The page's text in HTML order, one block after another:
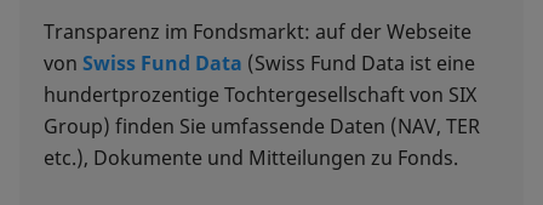
Transparenz im Fondsmarkt: auf der Webseite
von Swiss Fund Data (Swiss Fund Data ist eine
hundertprozentige Tochtergesellschaft von SIX
Group) finden Sie umfassende Daten (NAV, TER
etc.), Dokumente und Mitteilungen zu Fonds.